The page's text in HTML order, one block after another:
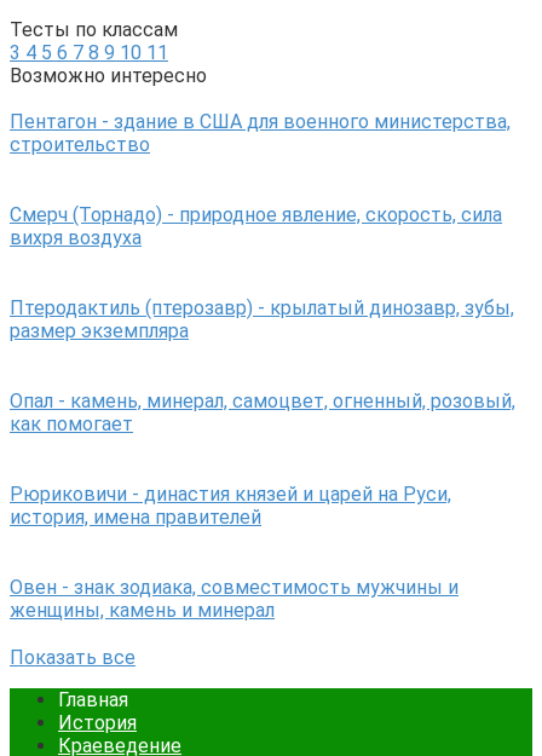
Тесты по классам
3 4 5 6 7 8 9 10 11
Возможно интересно
Пентагон - здание в США для военного министерства,
строительство
Смерч (Торнадо) - природное явление, скорость, сила
вихря воздуха
Птеродактиль (птерозавр) - крылатый динозавр, зубы,
размер экземпляра
Опал - камень, минерал, самоцвет, огненный, розовый,
как помогает
Рюриковичи - династия князей и царей на Руси,
история, имена правителей
Овен - знак зодиака, совместимость мужчины и
женщины, камень и минерал
Показать все
Главная
История
Краеведение